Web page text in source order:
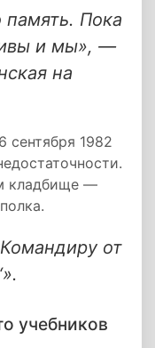
память. Пока
и мы», —
на
сентября 1982
кладбище —
от
учебников